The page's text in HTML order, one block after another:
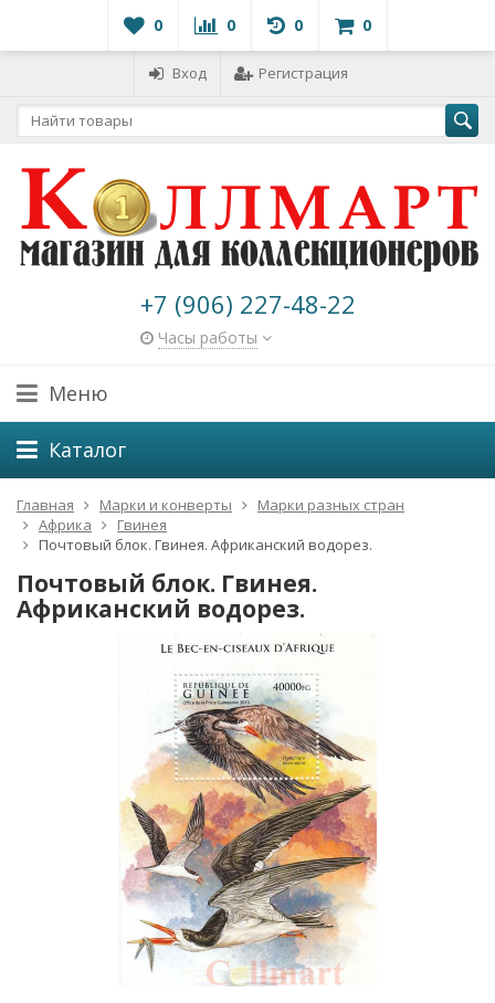
0 0 0 0
Вход Регистрация
+7 (906) 227-48-22
Часы работы
Меню
Каталог
Главная Марки и конверты
Марки разных стран
Африка
Гвинея
Почтовый блок. Гвинея. Африканский водорез.
Почтовый блок. Гвинея.
Африканский водорез.